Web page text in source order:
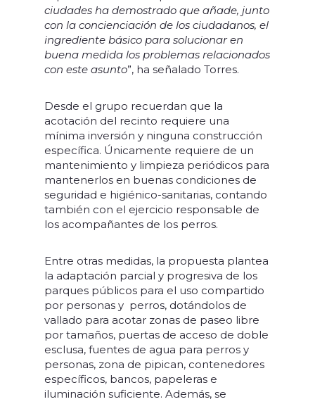
ciudades ha demostrado que añade, junto
con la concienciación de los ciudadanos, el
ingrediente básico para solucionar en
buena medida los problemas relacionados
con este asunto”, ha señalado Torres.
Desde el grupo recuerdan que la
acotación del recinto requiere una
mínima inversión y ninguna construcción
específica. Únicamente requiere de un
mantenimiento y limpieza periódicos para
mantenerlos en buenas condiciones de
seguridad e higiénico-sanitarias, contando
también con el ejercicio responsable de
los acompañantes de los perros.
Entre otras medidas, la propuesta plantea
la adaptación parcial y progresiva de los
parques públicos para el uso compartido
por personas y perros, dotándolos de
vallado para acotar zonas de paseo libre
por tamaños, puertas de acceso de doble
esclusa, fuentes de agua para perros y
personas, zona de pipican, contenedores
específicos, bancos, papeleras e
iluminación suficiente. Además, se